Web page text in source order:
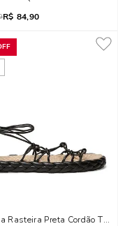
R$ 84,90
Preto
Rasteira Preta Cordão